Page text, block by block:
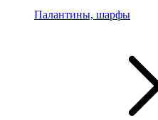
Палантины, шарфы